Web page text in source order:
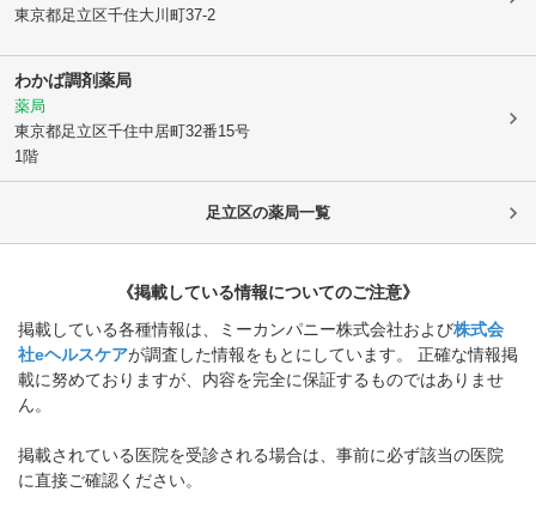
東京都足立区千住大川町37-2
わかば調剤薬局
薬局
東京都足立区千住中居町32番15号
1階
足立区の薬局一覧
《掲載している情報についてのご注意》
掲載している各種情報は、ミーカンパニー株式会社および株式会
社eヘルスケアが調査した情報をもとにしています。 正確な情報掲
載に努めておりますが、内容を完全に保証するものではありませ
ん。
掲載されている医院を受診される場合は、事前に必ず該当の医院
に直接ご確認ください。